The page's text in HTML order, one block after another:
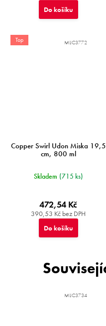
Do košíku
Top
Copper Swirl Udon Miska 19,5
cm, 800 ml
Skladem (715 ks)
390,53 Kč bez DPH
472,54 Kč
Do košíku
MIJC3772
MIJC3734